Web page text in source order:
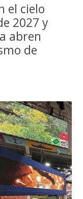
el cielo
2027 y
abren
de
Next